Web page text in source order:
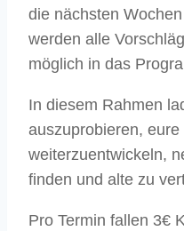
die nächsten
werden alle
möglich in das
In diesem Rahmen
auszuprobieren, eure
weiterzuentwickeln,
finden und alte zu
Pro Termin fallen 3€